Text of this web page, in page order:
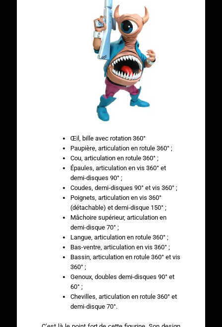
Œil, bille avec rotation 360°
Paupière, articulation en rotule 360° ;
Cou, articulation en rotule 360° ;
Épaules, articulation en vis 360° et
demi-disques 90° ;
Coudes, demi-disques 90° et vis 360° ;
Poignets, articulation en vis 360°
(détachable) et demi-disque 150° ;
Mâchoire supérieur, articulation en
demi-disque 70° ;
Langue, articulation en rotule 360° ;
Bas-ventre, articulation en vis 360° ;
Bassin, articulation en rotule 360° et vis
360° ;
Genoux, doubles demi-disques 90° et
60° ;
Chevilles, articulation en rotule 360° et
demi-disque 70°.